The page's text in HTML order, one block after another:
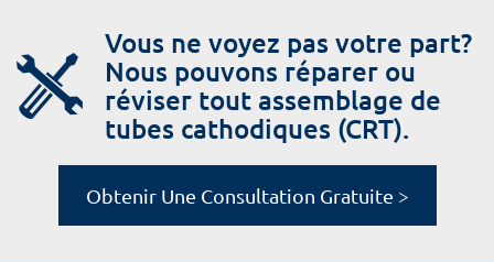
Vous ne voyez pas votre part?
Nous pouvons réparer ou
réviser tout assemblage de
tubes cathodiques (CRT).
Obtenir Une Consultation Gratuite >